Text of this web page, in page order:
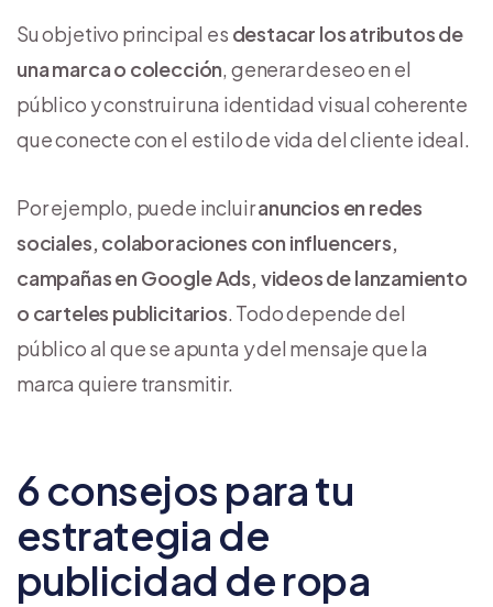
Su objetivo principal es destacar los atributos de
una marca o colección, generar deseo en el
público y construir una identidad visual coherente
que conecte con el estilo de vida del cliente ideal.
Por ejemplo, puede incluiranuncios en redes
sociales, colaboraciones con influencers,
campañas en Google Ads, videos de lanzamiento
o carteles publicitarios. Todo depende del
público al que se apunta y del mensaje que la
marca quiere transmitir.
6 consejos para tu
estrategia de
publicidad de ropa